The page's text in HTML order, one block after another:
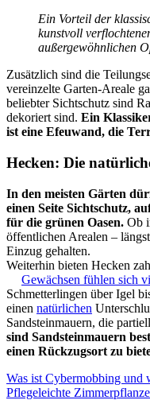
Ein Vorteil der
kunstvoll
außergewöhnlichen
Zusätzlich sind die
vereinzelte Garten-Areale
beliebter Sichtschutz sind
dekoriert sind. Ein
ist eine Efeuwand, die
Hecken: Die
In den meisten Gärten
einen Seite Sichtschutz,
für die grünen Oasen. Ob
öffentlichen Arealen –
Einzug gehalten.
Weiterhin bieten Hecken
Gewächsen fühlen sich
Schmetterlingen über Igel
einen natürlichen
Sandsteinmauern, die
sind Sandsteinmauern
einen Rückzugsort zu
Was ist Cybermobbing und
Pflegeleichte